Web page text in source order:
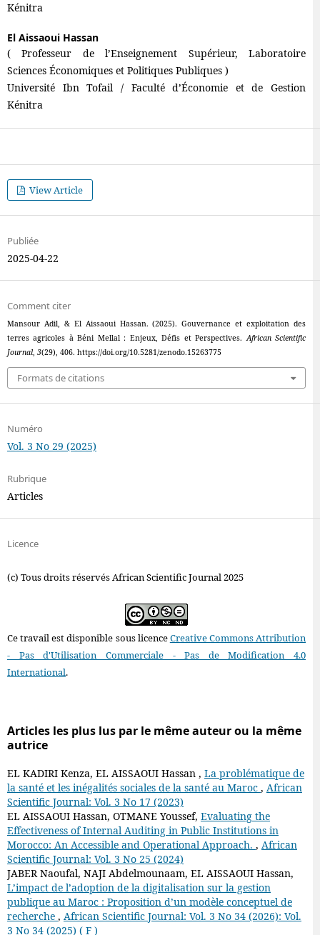
Kénitra
El Aissaoui Hassan
( Professeur de l’Enseignement Supérieur, Laboratoire
Sciences Économiques et Politiques Publiques )
Université Ibn Tofail / Faculté d’Économie et de Gestion
Kénitra
View Article
Publiée
2025-04-22
Comment citer
Mansour Adil, & El Aissaoui Hassan. (2025). Gouvernance et exploitation des
terres agricoles à Béni Mellal : Enjeux, Défis et Perspectives.African Scientific
Journal, 3(29), 406. https://doi.org/10.5281/zenodo.15263775
Formats de citations
Numéro
Vol. 3 No 29 (2025)
Rubrique
Articles
Licence
(c) Tous droits réservés African Scientific Journal 2025
Ce travail est disponible sous licenceCreative Commons Attribution
- Pas d'Utilisation Commerciale - Pas de Modification 4.0
International.
Articles les plus lus par le même auteur ou la même
autrice
EL KADIRI Kenza, EL AISSAOUI Hassan , La problématique de
la santé et les inégalités sociales de la santé au Maroc , African
Scientific Journal: Vol. 3 No 17 (2023)
EL AISSAOUI Hassan, OTMANE Youssef, Evaluating the
Effectiveness of Internal Auditing in Public Institutions in
Morocco: An Accessible and Operational Approach. , African
Scientific Journal: Vol. 3 No 25 (2024)
JABER Naoufal, NAJI Abdelmounaam, EL AISSAOUI Hassan,
L’impact de l’adoption de la digitalisation sur la gestion
publique au Maroc : Proposition d’un modèle conceptuel de
recherche , African Scientific Journal: Vol. 3 No 34 (2026): Vol.
3 No 34 (2025) ( F )